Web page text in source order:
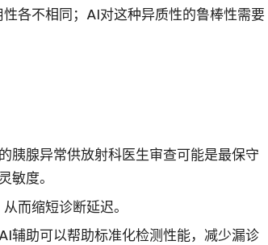
各不相同；AI对这种异质性的鲁棒性需要
胰腺异常供放射科医生审查可能是最保守
敏度。
而缩短诊断延迟。
辅助可以帮助标准化检测性能，减少漏诊